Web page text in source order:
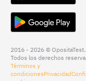
2016 - 2026 © OpositaTest.
Todos los derechos
Términos y
condicionesPrivacidad